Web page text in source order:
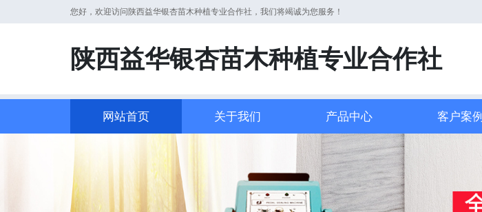
您好，欢迎访问陕西益华银杏苗木种植专业合作社，我们将竭诚为您服务！
陕西益华银杏苗木种植专业合作社
网站首页 关于我们 产品中心 客户案例